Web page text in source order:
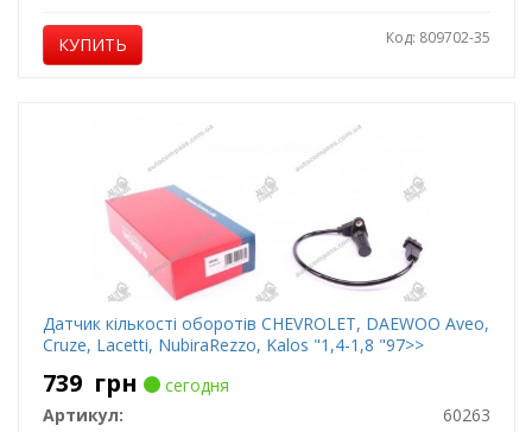
КУПИТЬ Код: 809702-35
Датчик кількості оборотів CHEVROLET, DAEWOO Aveo,
Cruze, Lacetti, NubiraRezzo, Kalos "1,4-1,8 "97>>
739 грн
сегодня
Артикул:
60263